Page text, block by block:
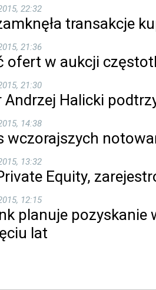
22:32
transakcje
21:36
ofert w aukcji
21:30
Andrzej Halicki
14:38
wczorajszych
13:32
Equity,
12:15
planuje pozyskanie
lat